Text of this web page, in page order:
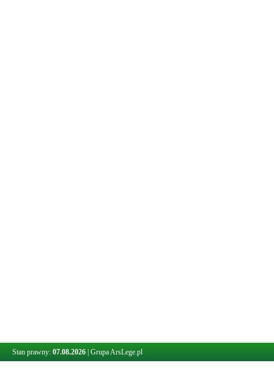
Stan prawny: 07.08.2026 Grupa ArsLege.pl